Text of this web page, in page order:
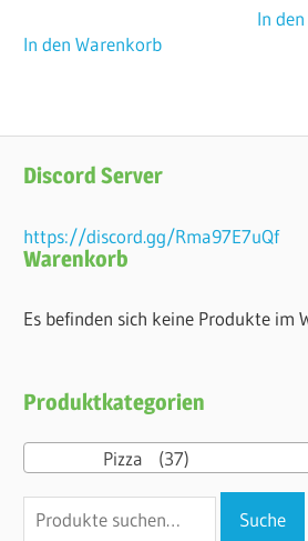
In den Warenkorb
In
Discord Server
https://discord.gg/Rma97E7uQf
Warenkorb
Es befinden sich keine Produkte im
Produktkategorien
Pizza (37)
Suche